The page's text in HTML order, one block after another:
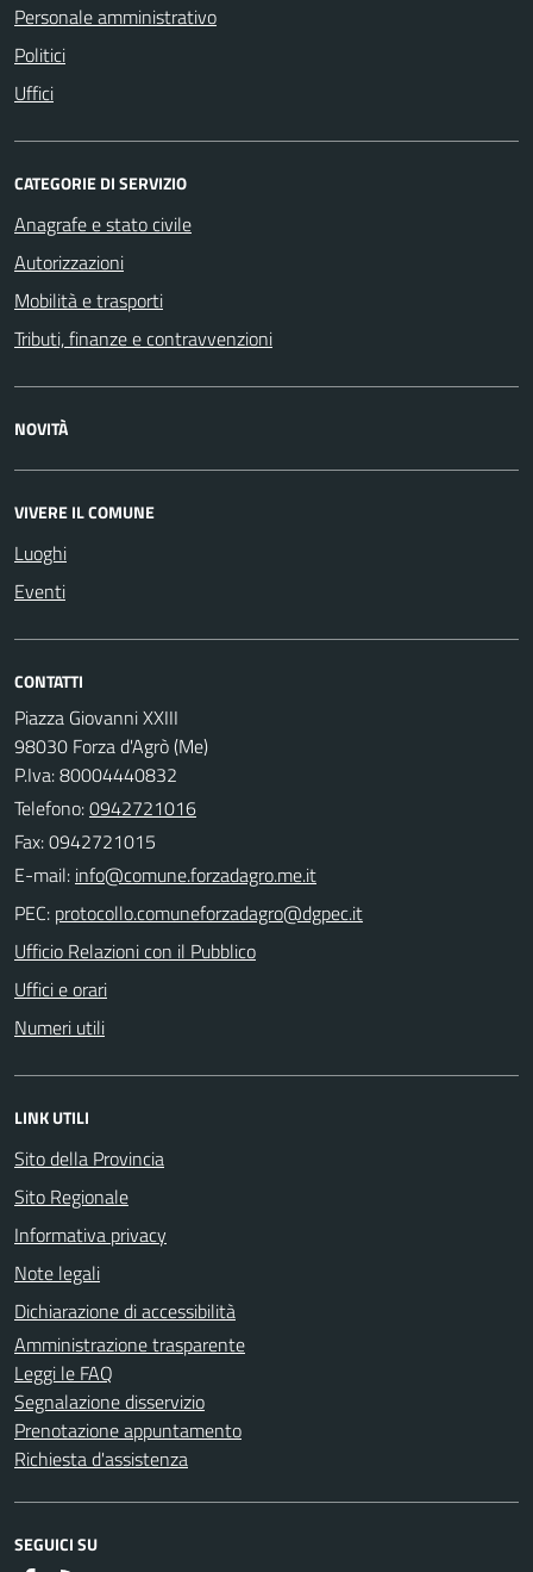
Personale amministrativo
Politici
Uffici
CATEGORIE DI SERVIZIO
Anagrafe e stato civile
Autorizzazioni
Mobilità e trasporti
Tributi, finanze e contravvenzioni
NOVITÀ
VIVERE IL COMUNE
Luoghi
Eventi
CONTATTI
Piazza Giovanni XXIII
98030 Forza d'Agrò (Me)
P.Iva: 80004440832
Telefono:0942721016
Fax: 0942721015
E-mail:
PEC:
Ufficio Relazioni con il Pubblico
Uffici e orari
Numeri utili
LINK UTILI
Sito della Provincia
Sito Regionale
Informativa privacy
Note legali
Dichiarazione di accessibilità
Amministrazione trasparente
Leggi le FAQ
Segnalazione disservizio
Prenotazione appuntamento
Richiesta d'assistenza
SEGUICI SU